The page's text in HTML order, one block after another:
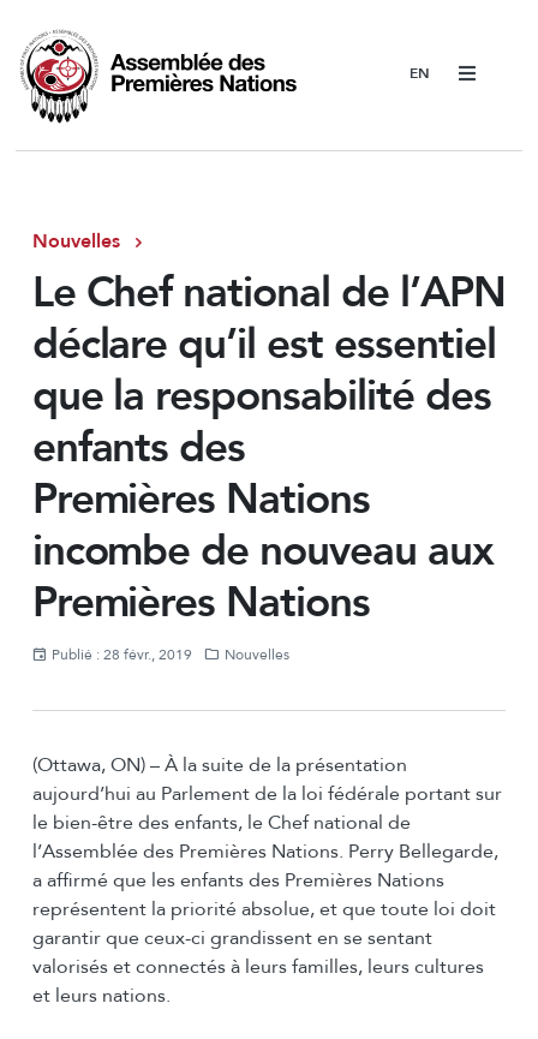
Menu
Nouvelles
Le Chef national de l’APN
déclare qu’il est essentiel
que la responsabilité des
enfants des
Premières Nations
incombe de nouveau aux
Premières Nations
Publié : 28 févr., 2019 Nouvelles
(Ottawa, ON) – À la suite de la présentation
aujourd’hui au Parlement de la loi fédérale portant sur
le bien-être des enfants, le Chef national de
l’Assemblée des Premières Nations. Perry Bellegarde,
a affirmé que les enfants des Premières Nations
représentent la priorité absolue, et que toute loi doit
garantir que ceux-ci grandissent en se sentant
valorisés et connectés à leurs familles, leurs cultures
et leurs nations.